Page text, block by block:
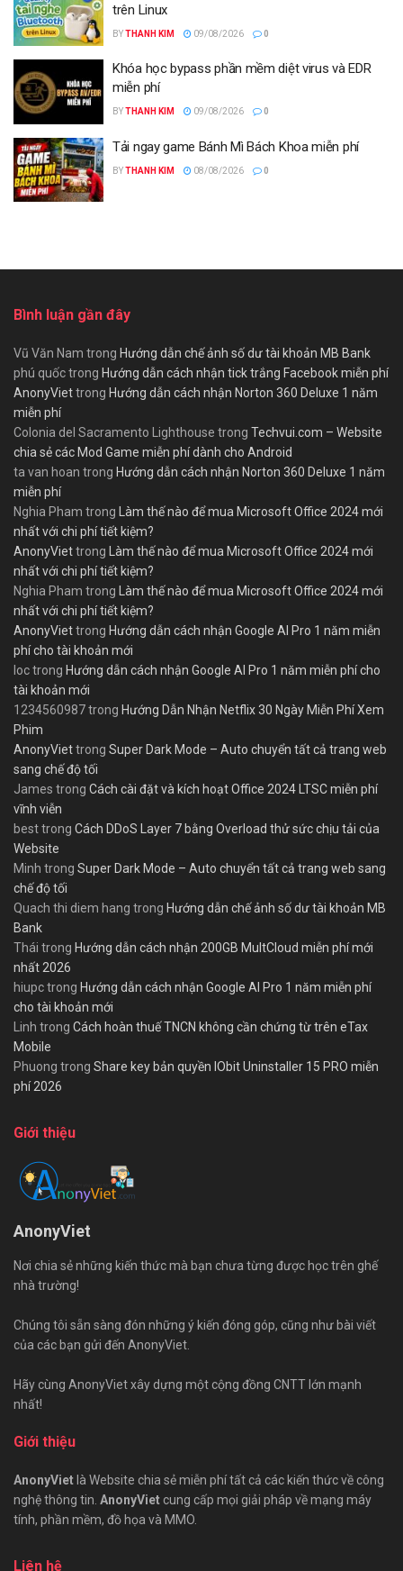
trên Linux
BYTHANH KIM 09/08/2026 0
Khóa học bypass phần mềm diệt virus và EDR
miễn phí
BYTHANH KIM 09/08/2026 0
Tải ngay game Bánh Mì Bách Khoa miễn phí
BYTHANH KIM 08/08/2026 0
Bình luận gần đây
Vũ Văn Nam trong Hướng dẫn chế ảnh số dư tài khoản MB Bank
phú quốctrong Hướng dẫn cách nhận tick trắng Facebook miễn phí
AnonyViettrong Hướng dẫn cách nhận Norton 360 Deluxe 1 năm
miễn phí
Colonia del Sacramento Lighthouse trong Techvui.com – Website
chia sẻ các Mod Game miễn phí dành cho Android
ta van hoan trong Hướng dẫn cách nhận Norton 360 Deluxe 1 năm
miễn phí
Nghia Pham trong Làm thế nào để mua Microsoft Office 2024 mới
nhất với chi phí tiết kiệm?
AnonyViettrong Làm thế nào để mua Microsoft Office 2024 mới
nhất với chi phí tiết kiệm?
Nghia Pham trong Làm thế nào để mua Microsoft Office 2024 mới
nhất với chi phí tiết kiệm?
AnonyViettrong Hướng dẫn cách nhận Google AI Pro 1 năm miễn
phí cho tài khoản mới
loctrong Hướng dẫn cách nhận Google AI Pro 1 năm miễn phí cho
tài khoản mới
1234560987trong Hướng Dẫn Nhận Netflix 30 Ngày Miễn Phí Xem
Phim
AnonyViettrong Super Dark Mode – Auto chuyển tất cả trang web
sang chế độ tối
James trong Cách cài đặt và kích hoạt Office 2024 LTSC miễn phí
vĩnh viễn
besttrong Cách DDoS Layer 7 bằng Overload thử sức chịu tải của
Website
Minh trong Super Dark Mode – Auto chuyển tất cả trang web sang
chế độ tối
Quach thi diem hang trong Hướng dẫn chế ảnh số dư tài khoản MB
Bank
Thái trong Hướng dẫn cách nhận 200GB MultCloud miễn phí mới
nhất 2026
hiupctrong Hướng dẫn cách nhận Google AI Pro 1 năm miễn phí
cho tài khoản mới
Linh trong Cách hoàn thuế TNCN không cần chứng từ trên eTax
Mobile
Phuong trong Share key bản quyền IObit Uninstaller 15 PRO miễn
phí 2026
Giới thiệu
AnonyViet
Nơi chia sẻ những kiến thức mà bạn chưa từng được học trên ghế
nhà trường!
Chúng tôi sẵn sàng đón những ý kiến đóng góp, cũng như bài viết
của các bạn gửi đến AnonyViet.
Hãy cùng AnonyViet xây dựng một cộng đồng CNTT lớn mạnh
nhất!
Giới thiệu
AnonyViet là Website chia sẻ miễn phí tất cả các kiến thức về công
nghệ thông tin. AnonyViet cung cấp mọi giải pháp về mạng máy
tính, phần mềm, đồ họa và MMO.
Liên hệ